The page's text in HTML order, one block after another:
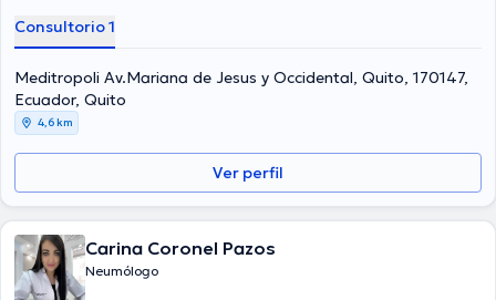
ha desempeñado como miembro de la Sociedad Americana De
Neumología. Francisco Xavier Tamayo Charpentier ha contribuido
en innumerables conferencias con la finalidad de tener una
formación continua en su ámbito de especialización y ha publicado
importantes publicaciones.
Consultorio 1
Meditropoli Av.Mariana de Jesus y Occidental, Quito, 170147,
Ecuador, Quito
4,6 km
Ver perfil
Carina Coronel Pazos
Neumólogo